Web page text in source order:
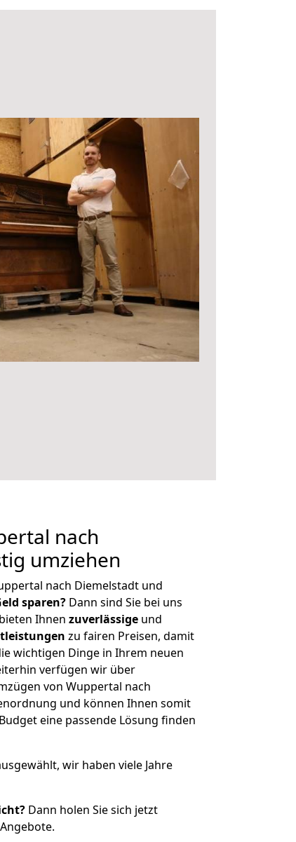
nach
umziehen
nach Diemelstadt und
sparen? Dann sind Sie bei uns
Ihnen zuverlässige und
zu fairen Preisen, damit
wichtigen Dinge in Ihrem neuen
verfügen wir über
von Wuppertal nach
und können Ihnen somit
eine passende Lösung finden
wir haben viele Jahre
Dann holen Sie sich jetzt